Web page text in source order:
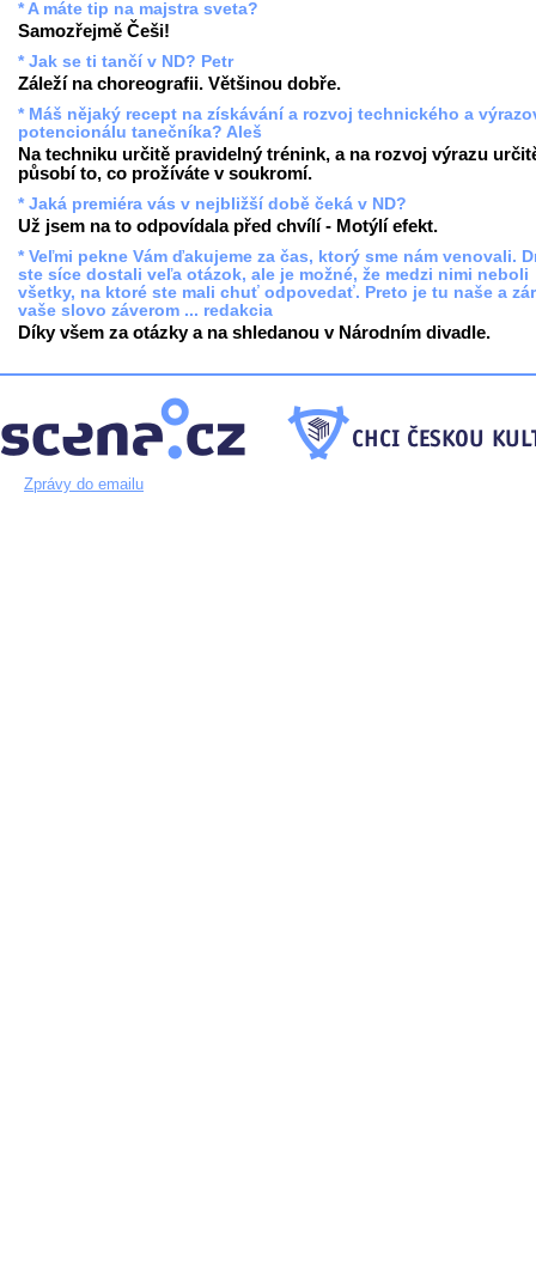
* A máte tip na majstra sveta?
Samozřejmě Češi!
* Jak se ti tančí v ND? Petr
Záleží na choreografii. Většinou dobře.
* Máš nějaký recept na získávání a rozvoj technického a
potencionálu tanečníka? Aleš
Na techniku určitě pravidelný trénink, a na rozvoj výrazu
působí to, co prožíváte v soukromí.
* Jaká premiéra vás v nejbližší době čeká v ND?
Už jsem na to odpovídala před chvílí - Motýlí efekt.
* Veľmi pekne Vám ďakujeme za čas, ktorý sme nám venovali.
ste síce dostali veľa otázok, ale je možné, že medzi nimi neboli
všetky, na ktoré ste mali chuť odpovedať. Preto je tu naše a
vaše slovo záverom ... redakcia
Díky všem za otázky a na shledanou v Národním divadle.
Zprávy do emailu